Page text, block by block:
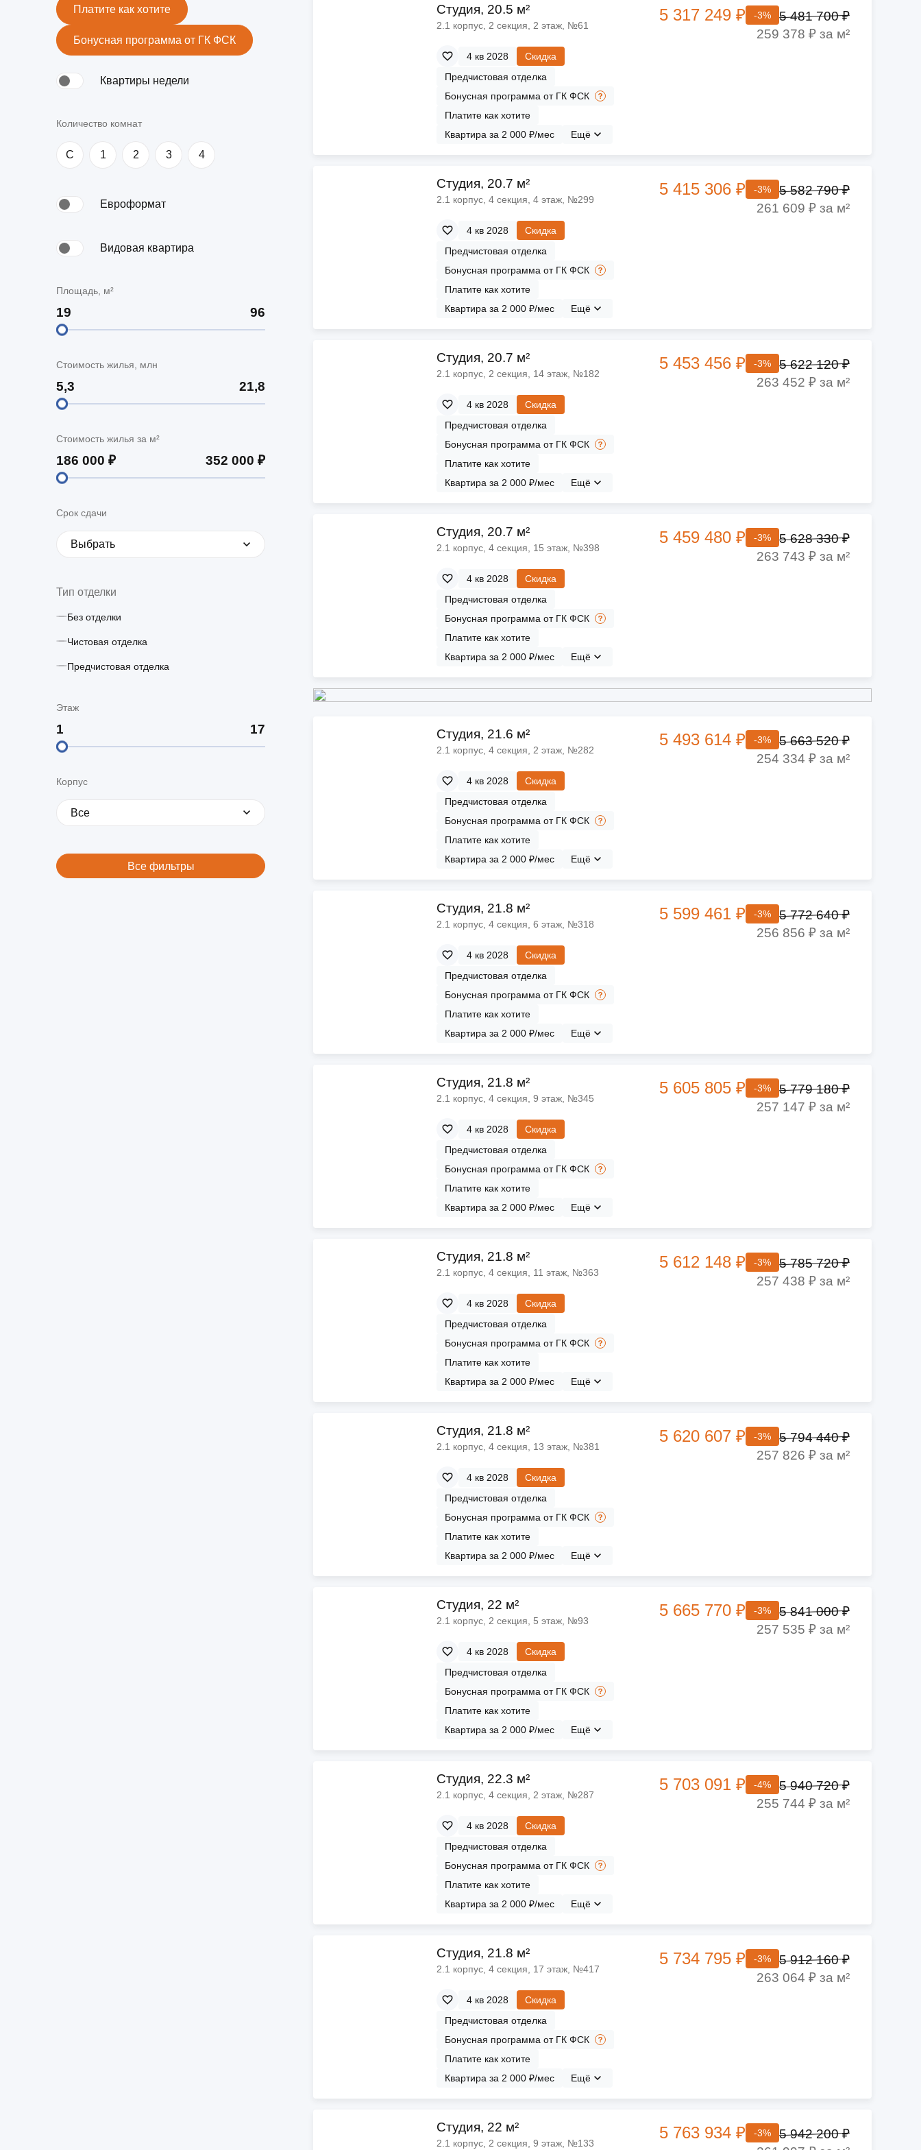
новостройки
скидки
Рефинансирование
Материнский капитал
Покупка онлайн
Платите как хотите
Бонусная программа от ГК ФСК
Квартиры недели
Количество комнат
C 1 2 3 4
Евроформат
Видовая квартира
Площадь, м²
Стоимость жилья, млн
Стоимость жилья за м²
Срок сдачи
Выбрать
Тип отделки
Без отделки
Чистовая отделка
Предчистовая отделка
Этаж
Корпус
Все
Все фильтры
Cтудия, 20.5 м²
2.1 корпус, 2 секция, 2 этаж, №61
4 кв 2028
Скидка
Предчистовая отделка
Бонусная программа от ГК ФСК
Платите как хотите
Квартира за 2 000 ₽/мес
Ещё
5 317 249 ₽ -3%
5 481 700 ₽
259 378 ₽ за м²
Cтудия, 20.7 м²
2.1 корпус, 4 секция, 4 этаж, №299
4 кв 2028
Скидка
Предчистовая отделка
Бонусная программа от ГК ФСК
Платите как хотите
Квартира за 2 000 ₽/мес
Ещё
5 415 306 ₽ -3%
5 582 790 ₽
261 609 ₽ за м²
Cтудия, 20.7 м²
2.1 корпус, 2 секция, 14 этаж, №182
4 кв 2028
Скидка
Предчистовая отделка
Бонусная программа от ГК ФСК
Платите как хотите
Квартира за 2 000 ₽/мес
Ещё
5 453 456 ₽ -3%
5 622 120 ₽
263 452 ₽ за м²
Cтудия, 20.7 м²
2.1 корпус, 4 секция, 15 этаж, №398
4 кв 2028
Скидка
Предчистовая отделка
Бонусная программа от ГК ФСК
Платите как хотите
Квартира за 2 000 ₽/мес
Ещё
5 459 480 ₽ -3%
5 628 330 ₽
263 743 ₽ за м²
Cтудия, 21.6 м²
2.1 корпус, 4 секция, 2 этаж, №282
4 кв 2028
Скидка
Предчистовая отделка
Бонусная программа от ГК ФСК
Платите как хотите
Квартира за 2 000 ₽/мес
Ещё
5 493 614 ₽ -3%
5 663 520 ₽
254 334 ₽ за м²
Cтудия, 21.8 м²
2.1 корпус, 4 секция, 6 этаж, №318
4 кв 2028
Скидка
Предчистовая отделка
Бонусная программа от ГК ФСК
Платите как хотите
Квартира за 2 000 ₽/мес
Ещё
5 599 461 ₽ -3%
5 772 640 ₽
256 856 ₽ за м²
Cтудия, 21.8 м²
2.1 корпус, 4 секция, 9 этаж, №345
4 кв 2028
Скидка
Предчистовая отделка
Бонусная программа от ГК ФСК
Платите как хотите
Квартира за 2 000 ₽/мес
Ещё
5 605 805 ₽ -3%
5 779 180 ₽
257 147 ₽ за м²
Cтудия, 21.8 м²
2.1 корпус, 4 секция, 11 этаж, №363
4 кв 2028
Скидка
Предчистовая отделка
Бонусная программа от ГК ФСК
Платите как хотите
Квартира за 2 000 ₽/мес
Ещё
5 612 148 ₽ -3%
5 785 720 ₽
257 438 ₽ за м²
Cтудия, 21.8 м²
2.1 корпус, 4 секция, 13 этаж, №381
4 кв 2028
Скидка
Предчистовая отделка
Бонусная программа от ГК ФСК
Платите как хотите
Квартира за 2 000 ₽/мес
Ещё
5 620 607 ₽ -3%
5 794 440 ₽
257 826 ₽ за м²
Cтудия, 22 м²
2.1 корпус, 2 секция, 5 этаж, №93
4 кв 2028
Скидка
Предчистовая отделка
Бонусная программа от ГК ФСК
Платите как хотите
Квартира за 2 000 ₽/мес
Ещё
5 665 770 ₽ -3%
5 841 000 ₽
257 535 ₽ за м²
Cтудия, 22.3 м²
2.1 корпус, 4 секция, 2 этаж, №287
4 кв 2028
Скидка
Предчистовая отделка
Бонусная программа от ГК ФСК
Платите как хотите
Квартира за 2 000 ₽/мес
Ещё
5 703 091 ₽ -4%
5 940 720 ₽
255 744 ₽ за м²
Cтудия, 21.8 м²
2.1 корпус, 4 секция, 17 этаж, №417
4 кв 2028
Скидка
Предчистовая отделка
Бонусная программа от ГК ФСК
Платите как хотите
Квартира за 2 000 ₽/мес
Ещё
5 734 795 ₽ -3%
5 912 160 ₽
263 064 ₽ за м²
Cтудия, 22 м²
2.1 корпус, 2 секция, 9 этаж, №133
5 763 934 ₽ -3%
5 942 200 ₽